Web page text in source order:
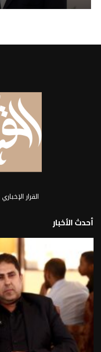
القرار الإخباري
أحدث الأخبار